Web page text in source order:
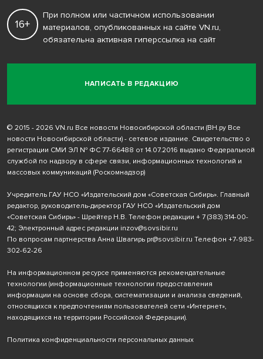
НАПИСАТЬ В РЕДАКЦИЮ
16+
При полном или частичном использовании
материалов, опубликованных на сайте VN.ru,
обязательна активная гиперссылка на сайт
© 2015 - 2026 VN.ru Все новости Новосибирской области (ВН.ру Все
новости Новосибирской области) - сетевое издание. Свидетельство о
регистрации СМИ ЭЛ № ФС 77-66488 от 14.07.2016 выдано Федеральной
службой по надзору в сфере связи, информационных технологий и
массовых коммуникаций (Роскомнадзор)
Учредитель ГАУ НСО «Издательский дом «Советская Сибирь». Главный
редактор, руководитель-директор ГАУ НСО «Издательский дом
«Советская Сибирь» - Шрейтер Н.В. Телефон редакции + 7 (383) 314-00-
42; Электронный адрес редакции inzov@sovsibir.ru
По вопросам партнерства Анна Швагирь pr@sovsibir.ru Телефон +7-983-
302-62-26
На информационном ресурсе применяются рекомендательные
технологии (информационные технологии предоставления
информации на основе сбора, систематизации и анализа сведений,
относящихся к предпочтениям пользователей сети «Интернет»,
находящихся на территории Российской Федерации).
Политика конфиденциальности персональных данных